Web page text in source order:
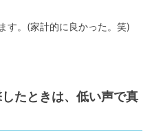
す。(家計的に良かった。笑)
たときは、低い声で真